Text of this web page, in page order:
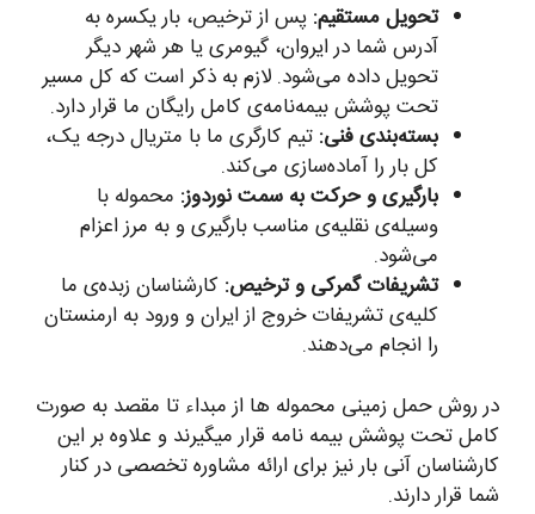
تحویل مستقیم: پس از ترخیص، بار یکسره به
آدرس شما در ایروان، گیومری یا هر شهر دیگر
تحویل داده می‌شود. لازم به ذکر است که کل مسیر
تحت پوشش بیمه‌نامه‌ی کامل رایگان ما قرار دارد.
بسته‌بندی فنی: تیم کارگری ما با متریال درجه یک،
کل بار را آماده‌سازی می‌کند.
بارگیری و حرکت به سمت نوردوز: محموله با
وسیله‌ی نقلیه‌ی مناسب بارگیری و به مرز اعزام
می‌شود.
تشریفات گمرکی و ترخیص: کارشناسان زبده‌ی ما
کلیه‌ی تشریفات خروج از ایران و ورود به ارمنستان
را انجام می‌دهند.
در روش حمل زمینی محموله ها از مبداء تا مقصد به صورت
کامل تحت پوشش بیمه نامه قرار میگیرند و علاوه بر این
کارشناسان آنی بار نیز برای ارائه مشاوره تخصصی در کنار
شما قرار دارند.